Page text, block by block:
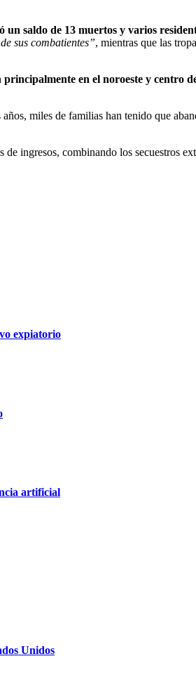
saldo de 13 muertos y varios
sus combatientes”, mientras que las
principalmente en el noroeste y centro
miles de familias han tenido que
ingresos, combinando los secuestros
expiatorio
artificial
Unidos